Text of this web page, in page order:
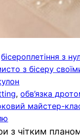
бісероплетіння з
з бісеру
, обв’язка
майстер-
з чітким